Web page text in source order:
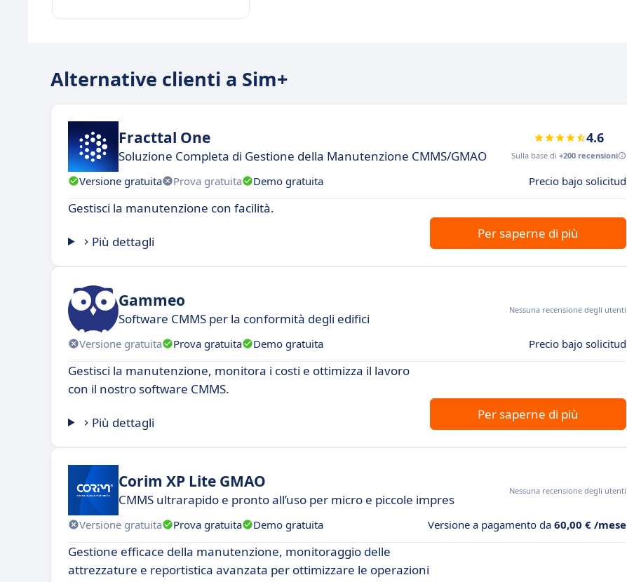
Alternative clienti a Sim+
Fracttal One
Soluzione Completa di Gestione della Manutenzione CMMS/GMAO
4.6
Sulla base di +200 recensioni
Versione gratuita Prova gratuita Demo gratuita Precio bajo solicitud
Gestisci la manutenzione con facilità.
Più dettagli
Per saperne di più
Gammeo
Software CMMS per la conformità degli edifici
Nessuna recensione degli utenti
Versione gratuita Prova gratuita Demo gratuita Precio bajo solicitud
Gestisci la manutenzione, monitora i costi e ottimizza il lavoro
con il nostro software CMMS.
Più dettagli
Per saperne di più
Corim XP Lite GMAO
CMMS ultrarapido e pronto all’uso per micro e piccole impres
Nessuna recensione degli utenti
Versione gratuita Prova gratuita Demo gratuita Versione a pagamento da 60,00 € /mese
Gestione efficace della manutenzione, monitoraggio delle
attrezzature e reportistica avanzata per ottimizzare le operazioni